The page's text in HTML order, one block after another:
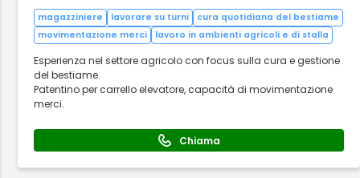
magazziniere lavorare su turni
cura quotidiana del bestiame
movimentazione merci
lavoro in ambienti agricoli e di stalla
Esperienza nel settore agricolo con focus sulla cura e gestione
del bestiame.
Patentino per carrello elevatore, capacità di movimentazione
merci.
Chiama